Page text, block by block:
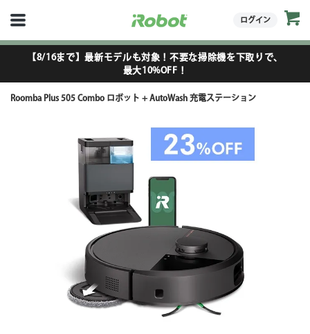
ログイン
【8/16まで】最新モデルも対象！不要な掃除機を下取りで、
最大10%OFF！
Roomba Plus 505 Combo ロボット + AutoWash 充電ステーション
● ● ● ● ● ● ● ● ●